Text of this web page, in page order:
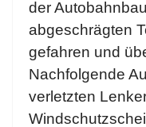
der
abgeschrägten
gefahren und
Nachfolgende
verletzten